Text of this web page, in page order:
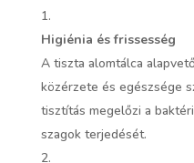
Higiénia és frissesség
A tiszta alomtálca
közérzete és egészsége
tisztítás megelőzi a
szagok terjedését.